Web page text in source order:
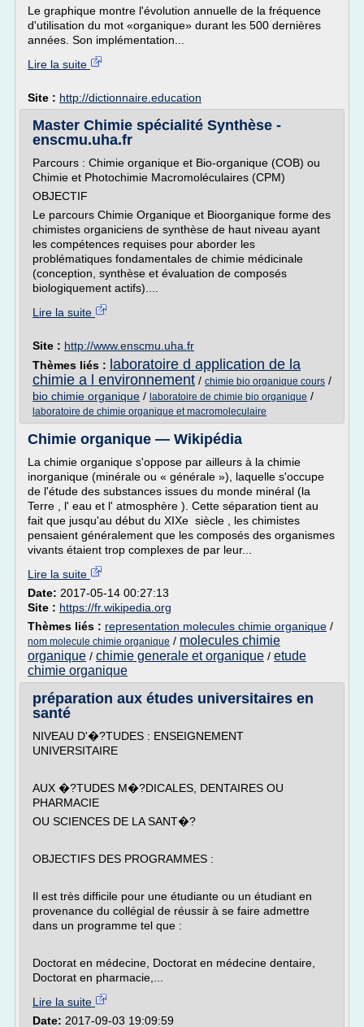
Le graphique montre l'évolution annuelle de la fréquence
d'utilisation du mot «organique» durant les 500 dernières
années. Son implémentation...
Lire la suite
Site : http://dictionnaire.education
Master Chimie spécialité Synthèse -
enscmu.uha.fr
Parcours : Chimie organique et Bio-organique (COB) ou
Chimie et Photochimie Macromoléculaires (CPM)
OBJECTIF
Le parcours Chimie Organique et Bioorganique forme des
chimistes organiciens de synthèse de haut niveau ayant
les compétences requises pour aborder les
problématiques fondamentales de chimie médicinale
(conception, synthèse et évaluation de composés
biologiquement actifs)....
Lire la suite
Site : http://www.enscmu.uha.fr
Thèmes liés : laboratoire d application de la
chimie a l environnement / chimie bio organique cours /
bio chimie organique / laboratoire de chimie bio organique /
laboratoire de chimie organique et macromoleculaire
Chimie organique — Wikipédia
La chimie organique s'oppose par ailleurs à la chimie
inorganique (minérale ou « générale »), laquelle s'occupe
de l'étude des substances issues du monde minéral (la
Terre , l' eau et l' atmosphère ). Cette séparation tient au
fait que jusqu'au début du XIXe siècle , les chimistes
pensaient généralement que les composés des organismes
vivants étaient trop complexes de par leur...
Lire la suite
Date: 2017-05-14 00:27:13
Site : https://fr.wikipedia.org
Thèmes liés : representation molecules chimie organique /
nom molecule chimie organique / molecules chimie
organique / chimie generale et organique / etude
chimie organique
préparation aux études universitaires en
santé
NIVEAU D'�?TUDES : ENSEIGNEMENT
UNIVERSITAIRE
AUX �?TUDES M�?DICALES, DENTAIRES OU
PHARMACIE
OU SCIENCES DE LA SANT�?
OBJECTIFS DES PROGRAMMES :
Il est très difficile pour une étudiante ou un étudiant en
provenance du collégial de réussir à se faire admettre
dans un programme tel que :
Doctorat en médecine, Doctorat en médecine dentaire,
Doctorat en pharmacie,...
Lire la suite
Date: 2017-09-03 19:09:59